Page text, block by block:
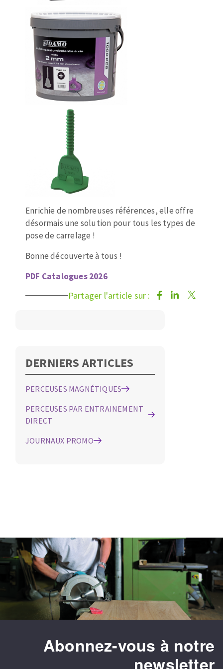
Ponceuses
Tables
Fraises scies
Fraise HSS
Forets métaux
Enrichie de nombreuses références, elle offre
désormais une solution pour tous les types de
pose de carrelage !
Bonne découverte à tous !
PDF Catalogues 2026
Partager l'article sur :
DERNIERS ARTICLES
PERCEUSES MAGNÉTIQUES
PERCEUSES PAR ENTRAINEMENT
DIRECT
JOURNAUX PROMO
Abonnez-vous à notre
newsletter